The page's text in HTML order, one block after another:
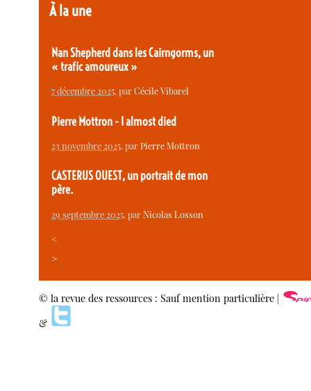
À la une
Nan Shepherd dans les Cairngorms, un
« trafic amoureux »
7 décembre 2025, parCécile Vibarel
Pierre Mottron - I almost died
23 novembre 2025, parPierre Mottron
CASTERUS OUEST, un portrait de mon
père.
29 septembre 2025, parNicolas Losson
<
>
© la revue des ressources : Sauf mention particulière |
&